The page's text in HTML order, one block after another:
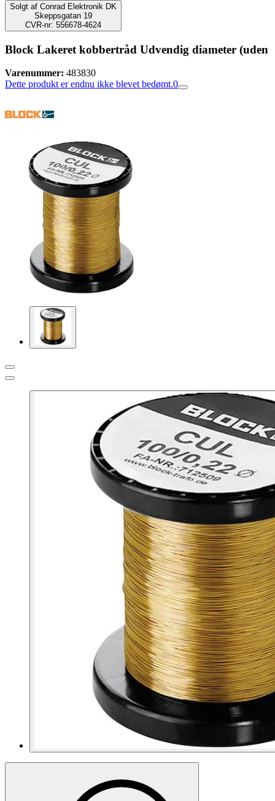
Solgt af Conrad Elektronik DK
Skeppsgatan 19
CVR-nr: 556678-4624
Block Lakeret kobbertråd Udvendig diameter (uden
Varenummer: 483830
Dette produkt er endnu ikke blevet bedømt.0